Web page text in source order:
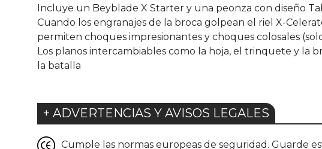
Incluye un Beyblade X Starter y una peonza con diseño
Cuando los engranajes de la broca golpean el riel X-
permiten choques impresionantes y choques colosales
Los planos intercambiables como la hoja, el trinquete y la
la batalla
+ ADVERTENCIAS Y AVISOS LEGALES
Cumple las normas europeas de seguridad. Guarde